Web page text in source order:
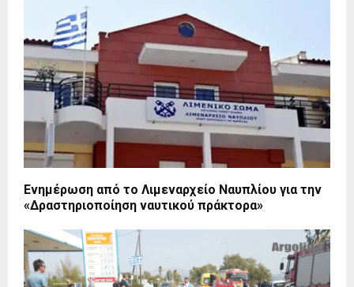
Ενημέρωση από το Λιμεναρχείο Ναυπλίου για την
«Δραστηριοποίηση ναυτικού πράκτορα»